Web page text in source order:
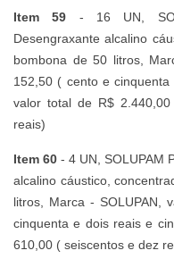
Item 59 - 16 UN,
Desengraxante alcalino
bombona de 50 litros,
152,50 ( cento e
valor total de R$
reais)
Item 60 - 4 UN, SOLUPAM
alcalino cáustico,
litros, Marca - SOLUPAN,
cinquenta e dois reais e
610,00 ( seiscentos e dez